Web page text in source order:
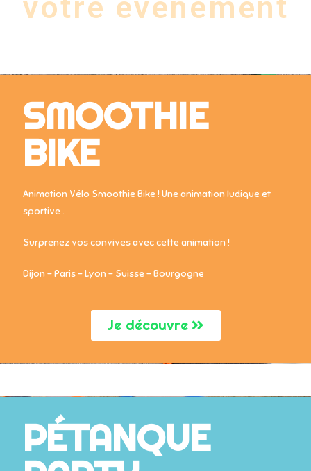
SMOOTHIE
BIKE
Animation Vélo Smoothie Bike ! Une animation ludique et
sportive .
Surprenez vos convives avec cette animation !
Dijon – Paris – Lyon – Suisse – Bourgogne
Je découvre
PÉTANQUE